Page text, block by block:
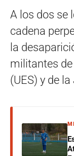
A los dos se
cadena
la
militantes
(UES) y de